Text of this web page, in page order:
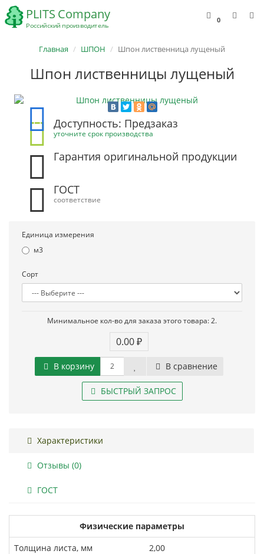
0
Главная ШПОН Шпон лиственница лущеный
Шпон лиственницы лущеный
Доступность: Предзаказ
уточните срок производства
Гарантия оригинальной продукции
ГОСТ
соответствие
Единица измерения
м3
Сорт
Минимальное кол-во для заказа этого товара: 2.
0.00 ₽
В корзину В сравнение
БЫСТРЫЙ ЗАПРОС
Характеристики
Отзывы (0)
ГОСТ
Физические параметры
Толщина листа, мм
2,00